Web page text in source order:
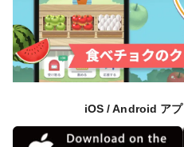
iOS / Android アプ